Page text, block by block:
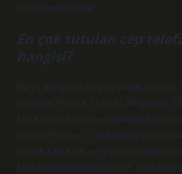
odaklanmaktadır.
En çok tutulan cep
hangisi?
Bu yıl dünyada en çok satan telefon
üniteyle iPhone 13 oldu. İlk yılında
fazla ünite satan ve toplamda 160
ulaşan iPhone 11’in başarısıyla
sönük kalsa da, en yakın rakibiyle
fark olduğunu görüyoruz. Tam liste